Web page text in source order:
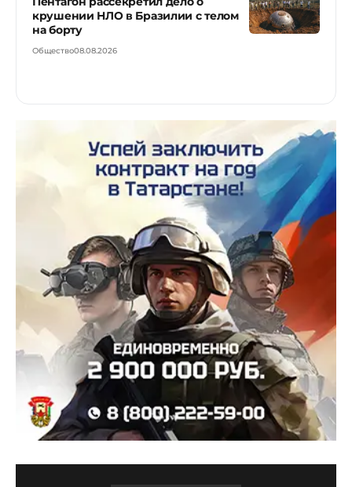
крушении НЛО в Бразилии с телом
на борту
Общество08.08.2026